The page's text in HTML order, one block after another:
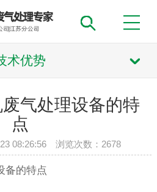
术优势
气处理设备的特
点
08:26:56 浏览次数： 2678
备的特点